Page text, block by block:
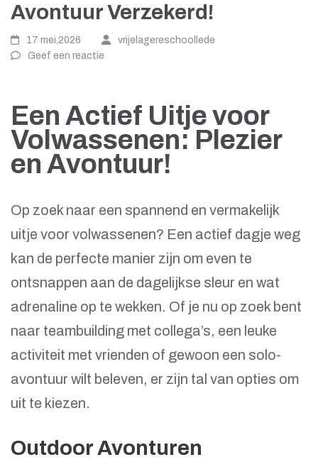
Avontuur Verzekerd!
17 mei,2026
vrijelagereschoollede
Geef een reactie
Een Actief Uitje voor
Volwassenen: Plezier
en Avontuur!
Op zoek naar een spannend en vermakelijk
uitje voor volwassenen? Een actief dagje weg
kan de perfecte manier zijn om even te
ontsnappen aan de dagelijkse sleur en wat
adrenaline op te wekken. Of je nu op zoek bent
naar teambuilding met collega’s, een leuke
activiteit met vrienden of gewoon een solo-
avontuur wilt beleven, er zijn tal van opties om
uit te kiezen.
Outdoor Avonturen